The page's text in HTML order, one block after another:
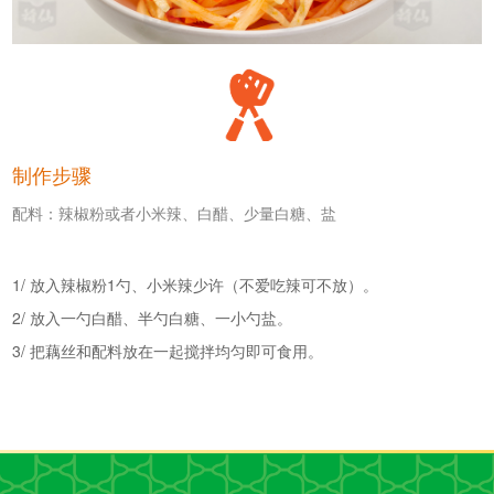
制作步骤
配料：辣椒粉或者小米辣、白醋、少量白糖、盐
1/ 放入辣椒粉1勺、小米辣少许（不爱吃辣可不放）。
2/ 放入一勺白醋、半勺白糖、一小勺盐。
3/ 把藕丝和配料放在一起搅拌均匀即可食用。